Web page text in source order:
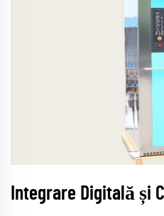
Integrare Digitală și